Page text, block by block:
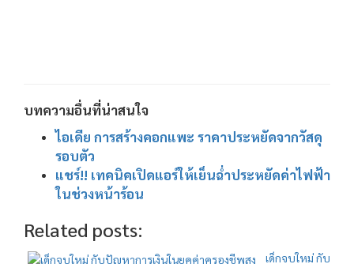
บทความอื่นที่น่าสนใจ
ไอเดีย การสร้างคอกแพะ ราคาประหยัดจากวัสดุ
รอบตัว
แชร์!! เทคนิคเปิดแอร์ให้เย็นฉ่ำประหยัดค่าไฟฟ้า
ในช่วงหน้าร้อน
Related posts:
เด็กจบใหม่ กับ